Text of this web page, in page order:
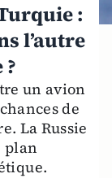
:
l’autre
un avion
de
La Russie
plan